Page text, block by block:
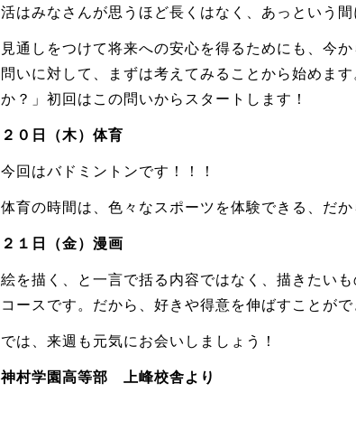
活はみなさんが思うほど長くはなく、あっという
見通しをつけて将来への安心を得るためにも、今
問いに対して、まずは考えてみることから始めま
か？」初回はこの問いからスタートします！
２０日（木）体育
今回はバドミントンです！！！
体育の時間は、色々なスポーツを体験できる、だ
２１日（金）漫画
絵を描く、と一言で括る内容ではなく、描きたい
コースです。だから、好きや得意を伸ばすことがで
では、来週も元気にお会いしましょう！
神村学園高等部 上峰校舎より